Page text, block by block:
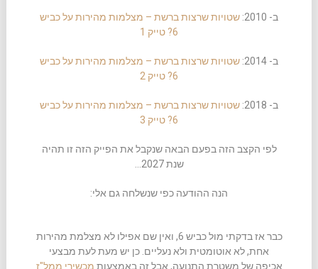
ב- 2010:
שטויות שרצות ברשת – מצלמות מהירות על כביש
6? טייק 1
ב- 2014:
שטויות שרצות ברשת – מצלמות מהירות על כביש
6? טייק 2
ב- 2018:
שטויות שרצות ברשת – מצלמות מהירות על כביש
6? טייק 3
לפי הקצב הזה בפעם הבאה שנקבל את הפייק הזה זו תהיה
שנת 2027…
הנה ההודעה כפי שנשלחה גם אלי:
כבר אז בדקתי מול כביש 6, ואין שם אפילו לא מצלמת מהירות
אחת, לא אוטומטית ולא נעליים. כן יש מעת לעת מבצעי
אכיפה של משטרת התנועה, אבל זה באמצעות מכשירי ממל"ז